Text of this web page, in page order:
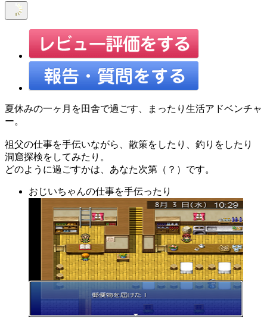
夏休みの一ヶ月を田舎で過ごす、まったり生活アドベンチャ
ー。
祖父の仕事を手伝いながら、散策をしたり、釣りをしたり
洞窟探検をしてみたり。
どのように過ごすかは、あなた次第（？）です。
おじいちゃんの仕事を手伝ったり